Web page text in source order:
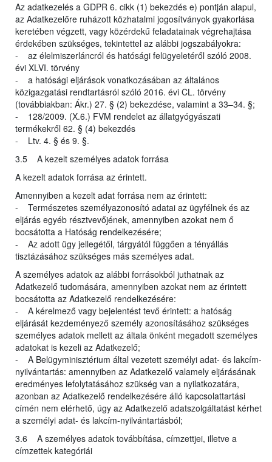
Az adatkezelés a GDPR 6. cikk (1) bekezdés e) pontján alapul,
az Adatkezelőre ruházott közhatalmi jogosítványok gyakorlása
keretében végzett, vagy közérdekű feladatainak végrehajtása
érdekében szükséges, tekintettel az alábbi jogszabályokra:
- az élelmiszerláncról és hatósági felügyeletéről szóló 2008.
évi XLVI. törvény
- a hatósági eljárások vonatkozásában az általános
közigazgatási rendtartásról szóló 2016. évi CL. törvény
(továbbiakban: Ákr.) 27. § (2) bekezdése, valamint a 33–34. §;
- 128/2009. (X.6.) FVM rendelet az állatgyógyászati
termékekről 62. § (4) bekezdés
- Ltv. 4. § és 9. §.
3.5 A kezelt személyes adatok forrása
A kezelt adatok forrása az érintett.
Amennyiben a kezelt adat forrása nem az érintett:
- Természetes személyazonosító adatai az ügyfélnek és az
eljárás egyéb résztvevőjének, amennyiben azokat nem ő
bocsátotta a Hatóság rendelkezésére;
- Az adott ügy jellegétől, tárgyától függően a tényállás
tisztázásához szükséges más személyes adat.
A személyes adatok az alábbi forrásokból juthatnak az
Adatkezelő tudomására, amennyiben azokat nem az érintett
bocsátotta az Adatkezelő rendelkezésére:
- A kérelmező vagy bejelentést tevő érintett: a hatóság
eljárását kezdeményező személy azonosításához szükséges
személyes adatok mellett az általa önként megadott személyes
adatokat is kezeli az Adatkezelő;
- A Belügyminisztérium által vezetett személyi adat- és lakcím-
nyilvántartás: amennyiben az Adatkezelő valamely eljárásának
eredményes lefolytatásához szükség van a nyilatkozatára,
azonban az Adatkezelő rendelkezésére álló kapcsolattartási
címén nem elérhető, úgy az Adatkezelő adatszolgáltatást kérhet
a személyi adat- és lakcím-nyilvántartásból;
3.6 A személyes adatok továbbítása, címzettjei, illetve a
címzettek kategóriái